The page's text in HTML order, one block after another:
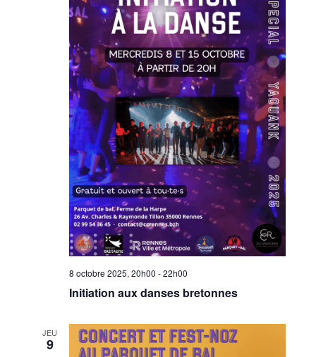
8 octobre 2025, 20h00 -22h00
Initiation aux danses bretonnes
JEU
9